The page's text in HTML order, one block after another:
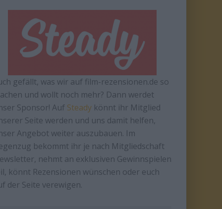
gefällt, was wir auf film-rezensionen.de so
und wollt noch mehr? Dann werdet
Sponsor! Auf Steady könnt ihr Mitglied
Seite werden und uns damit helfen,
Angebot weiter auszubauen. Im
bekommt ihr je nach Mitgliedschaft
nehmt an exklusiven Gewinnspielen
könnt Rezensionen wünschen oder euch
der Seite verewigen.